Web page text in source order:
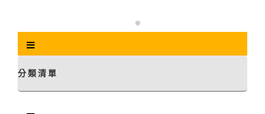
分類清單